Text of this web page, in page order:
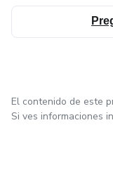
El contenido de este
Si ves informaciones